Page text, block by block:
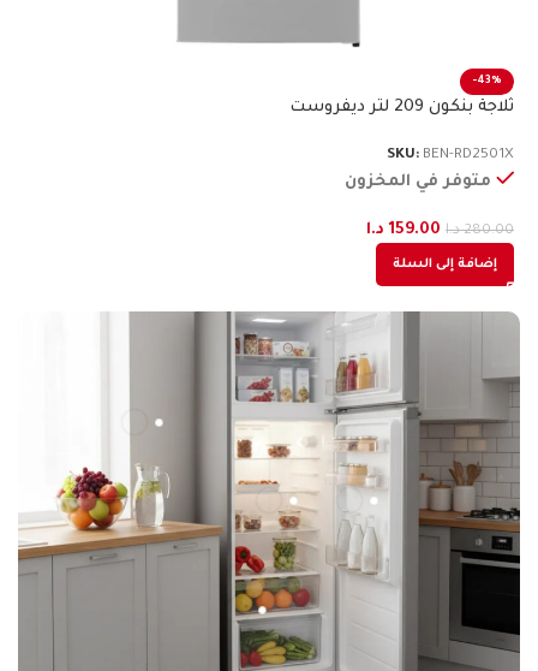
-43%
ثلاجة بنكون 209 لتر ديفروست
SKU: BEN-RD2501X
متوفر في المخزون
280.00 د.ا 159.00 د.ا
إضافة إلى السلة